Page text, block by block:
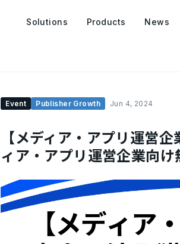
Solutions Products News
Event Publisher Growth Jun 4, 2024
【メディア・アプリ運営
ィア・アプリ運営企業向